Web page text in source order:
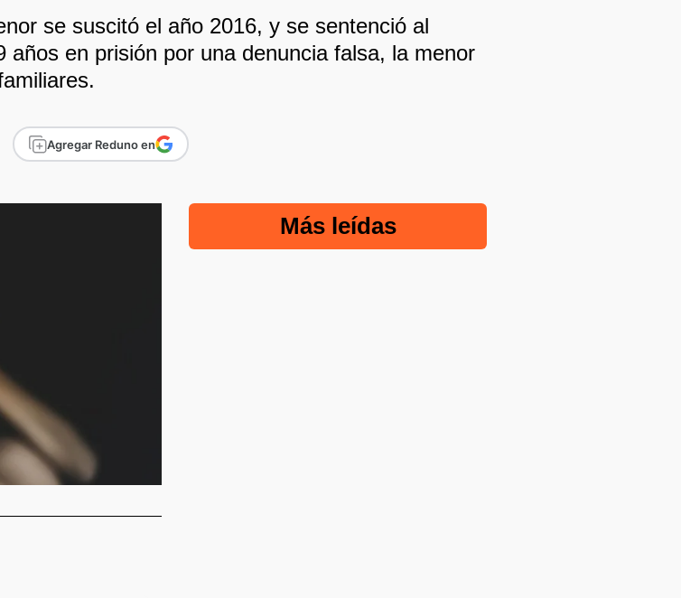
se suscitó el año 2016, y se sentenció al
años en prisión por una denuncia falsa, la menor
Agregar Reduno en
Más leídas